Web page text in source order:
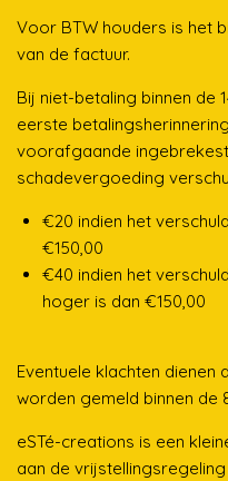
Voor BTW houders is het
van de factuur.
Bij niet-betaling binnen de
eerste
voorafgaande
schadevergoeding
€20 indien het
€150,00
€40 indien het
hoger is dan €150,00
Eventuele klachten
worden gemeld binnen de
eSTé-creations is een
aan de